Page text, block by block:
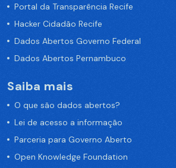
Portal da Transparência Recife
Hacker Cidadão Recife
Dados Abertos Governo Federal
Dados Abertos Pernambuco
Saiba mais
O que são dados abertos?
Lei de acesso a informação
Parceria para Governo Aberto
Open Knowledge Foundation